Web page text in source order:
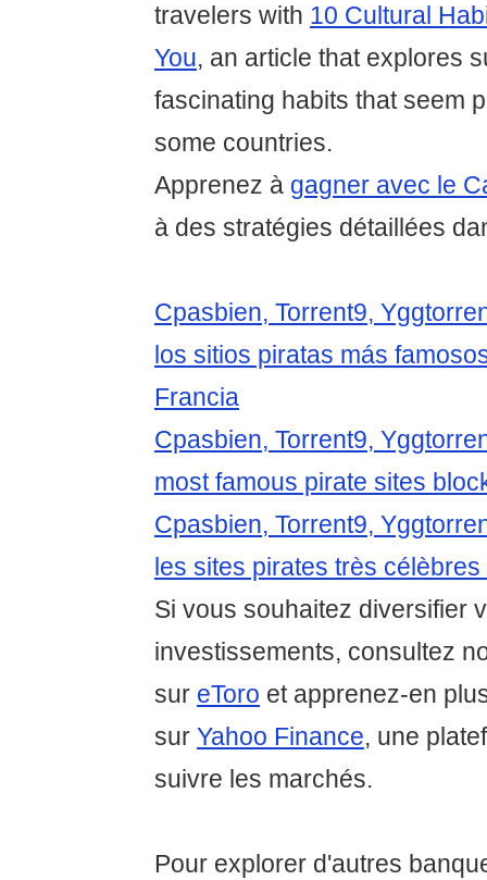
travelers with 10 Cultural
You, an article that explores
fascinating habits that seem
some countries.
Apprenez à gagner avec le
à des stratégies détaillées
Cpasbien, Torrent9,
los sitios piratas más
Francia
Cpasbien, Torrent9,
most famous pirate sites
Cpasbien, Torrent9,
les sites pirates très
Si vous souhaitez diversifier
investissements, consultez
sur eToro et apprenez-en
sur Yahoo Finance, une
suivre les marchés.
Pour explorer d'autres